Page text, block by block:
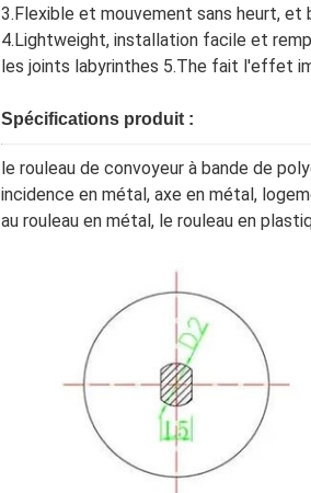
3.Flexible et mouvement sans heurt, et
4.Lightweight, installation facile et
les joints labyrinthes 5.The fait l'effet
Spécifications produit :
le rouleau de convoyeur à bande de
incidence en métal, axe en métal,
au rouleau en métal, le rouleau en